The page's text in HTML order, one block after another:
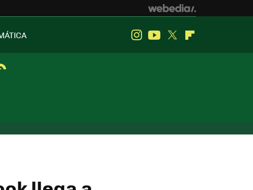
InstagramYoutube
Twitter